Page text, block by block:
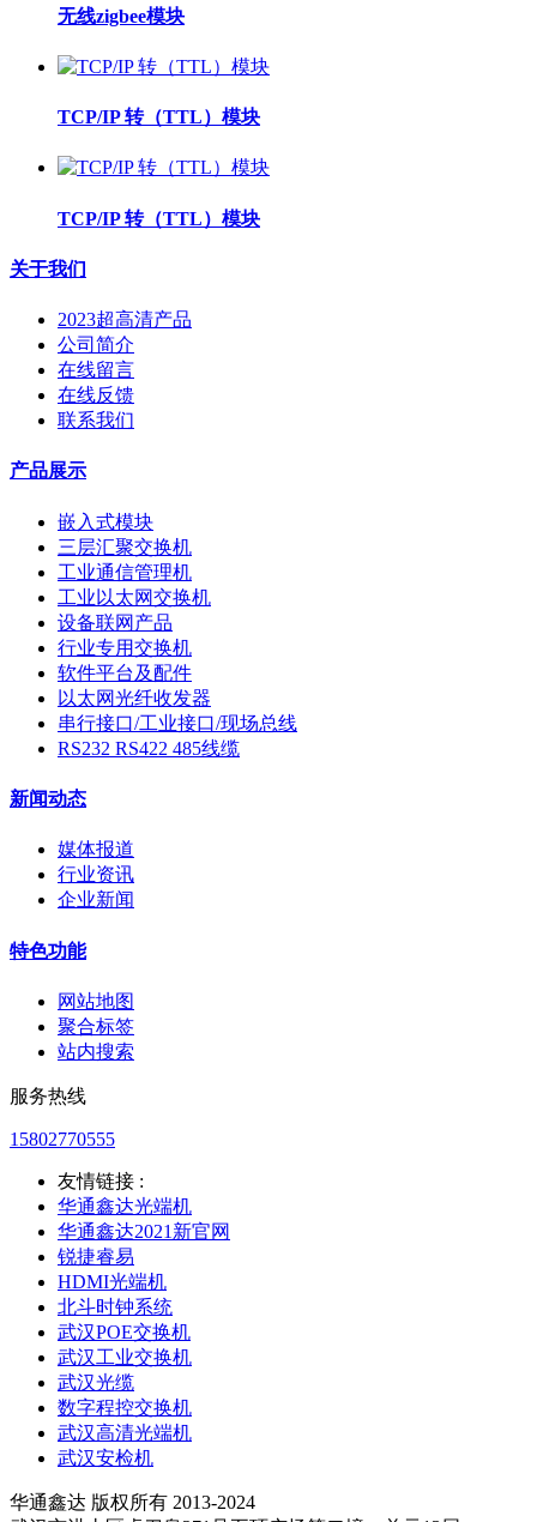
无线zigbee模块
TCP/IP 转（TTL）模块
TCP/IP 转（TTL）模块
关于我们
2023超高清产品
公司简介
在线留言
在线反馈
联系我们
产品展示
嵌入式模块
三层汇聚交换机
工业通信管理机
工业以太网交换机
设备联网产品
行业专用交换机
软件平台及配件
以太网光纤收发器
串行接口/工业接口/现场总线
RS232 RS422 485线缆
新闻动态
媒体报道
行业资讯
企业新闻
特色功能
网站地图
聚合标签
站内搜索
服务热线
15802770555
友情链接 :
华通鑫达光端机
华通鑫达2021新官网
锐捷睿易
HDMI光端机
北斗时钟系统
武汉POE交换机
武汉工业交换机
武汉光缆
数字程控交换机
武汉高清光端机
武汉安检机
华通鑫达 版权所有 2013-2024